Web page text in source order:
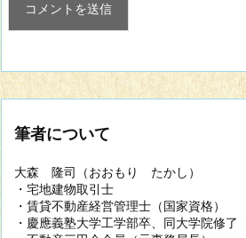
筆者について
大森 隆司（おおもり たかし）
・宅地建物取引士
・賃貸不動産経営管理士（国家資格）
・慶應義塾大学工学部卒、同大学院修了